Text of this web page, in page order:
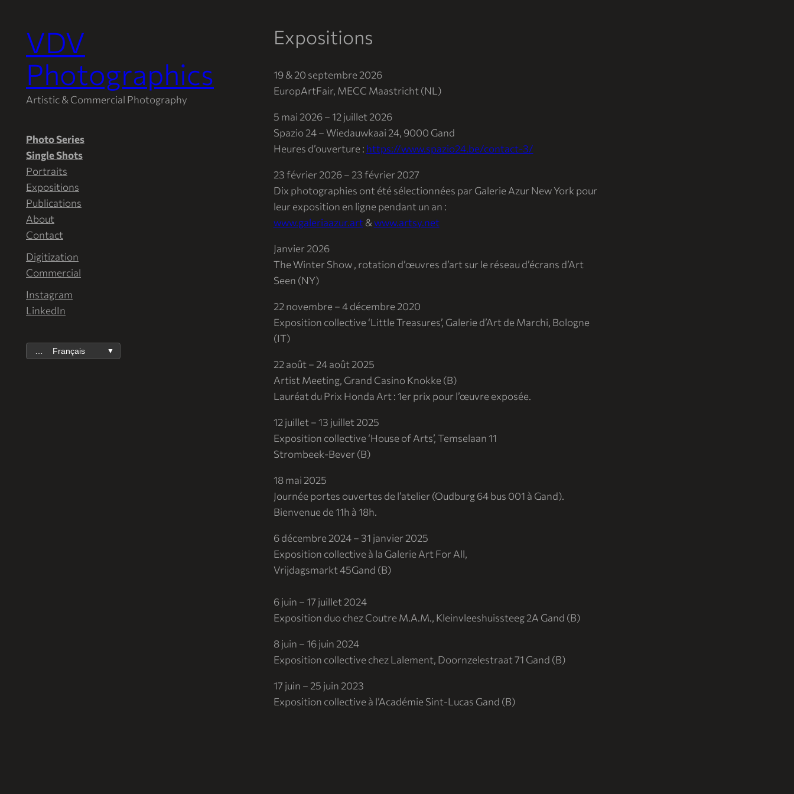
Aller
au
contenu
VDV
Photographics
Artistic & Commercial Photography
Photo Series
Single Shots
Portraits
Expositions
Publications
About
Contact
Digitization
Commercial
Instagram
LinkedIn
Français ▼
Expositions
19 & 20 septembre 2026
EuropArtFair, MECC Maastricht (NL)
5 mai 2026 – 12 juillet 2026
Spazio 24 – Wiedauwkaai 24, 9000 Gand
Heures d’ouverture : https://www.spazio24.be/contact-3/
23 février 2026 – 23 février 2027
Dix photographies ont été sélectionnées par Galerie Azur New York pour
leur exposition en ligne pendant un an :
www.galeriaazur.art&www.artsy.net
Janvier 2026
The Winter Show , rotation d’œuvres d’art sur le réseau d’écrans d’Art
Seen (NY)
22 novembre – 4 décembre 2020
Exposition collective ‘Little Treasures’, Galerie d’Art de Marchi, Bologne
(IT)
22 août – 24 août 2025
Artist Meeting, Grand Casino Knokke (B)
Lauréat du Prix Honda Art : 1er prix pour l’œuvre exposée.
12 juillet – 13 juillet 2025
Exposition collective ‘House of Arts’, Temselaan 11
Strombeek-Bever (B)
18 mai 2025
Journée portes ouvertes de l’atelier (Oudburg 64 bus 001 à Gand).
Bienvenue de 11h à 18h.
6 décembre 2024 – 31 janvier 2025
Exposition collective à la Galerie Art For All,
Vrijdagsmarkt 45Gand (B)
6 juin – 17 juillet 2024
Exposition duo chez Coutre M.A.M., Kleinvleeshuissteeg 2A Gand (B)
8 juin – 16 juin 2024
Exposition collective chez Lalement, Doornzelestraat 71 Gand (B)
17 juin – 25 juin 2023
Exposition collective à l’Académie Sint-Lucas Gand (B)